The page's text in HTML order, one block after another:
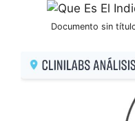
Documento sin